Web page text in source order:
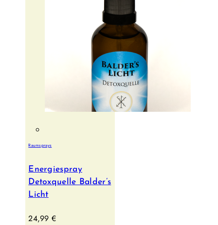
Raumsprays
Energiespray
Detoxquelle Balder’s
Licht
24,99€